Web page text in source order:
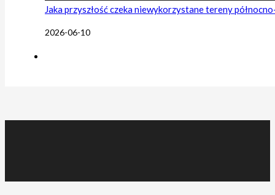
Jaka przyszłość czeka niewykorzystane tereny
2026-06-10